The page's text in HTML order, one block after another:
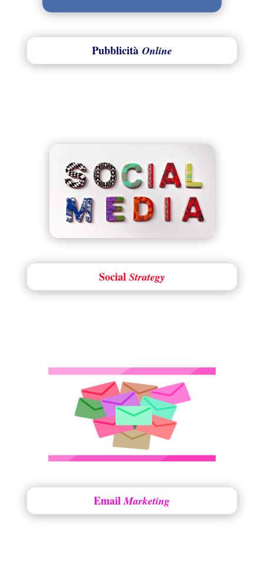
PubblicitàOnline
Social Strategy
EmailMarketing